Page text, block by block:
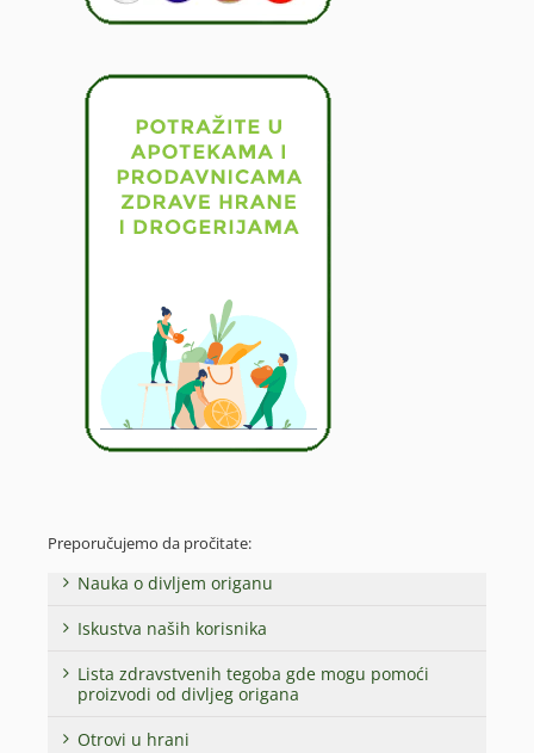
Preporučujemo da pročitate:
Nauka o divljem origanu
Iskustva naših korisnika
Lista zdravstvenih tegoba gde mogu pomoći
proizvodi od divljeg origana
Otrovi u hrani